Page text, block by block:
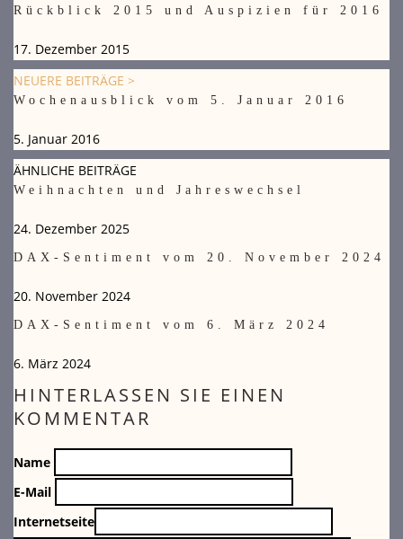
Rückblick 2015 und Auspizien für 2016
17. Dezember 2015
NEUERE BEITRÄGE >
Wochenausblick vom 5. Januar 2016
5. Januar 2016
ÄHNLICHE BEITRÄGE
Weihnachten und Jahreswechsel
24. Dezember 2025
DAX-Sentiment vom 20. November 2024
20. November 2024
DAX-Sentiment vom 6. März 2024
6. März 2024
HINTERLASSEN SIE EINEN
KOMMENTAR
Name
E-Mail
Internetseite